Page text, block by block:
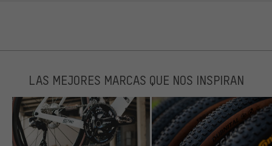
LAS MEJORES MARCAS QUE NOS INSPIRAN